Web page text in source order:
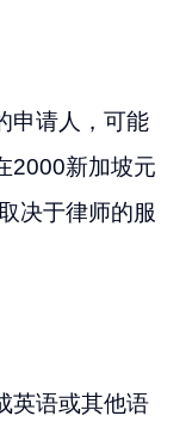
申请人，可能
2000新加坡元
决于律师的服
英语或其他语